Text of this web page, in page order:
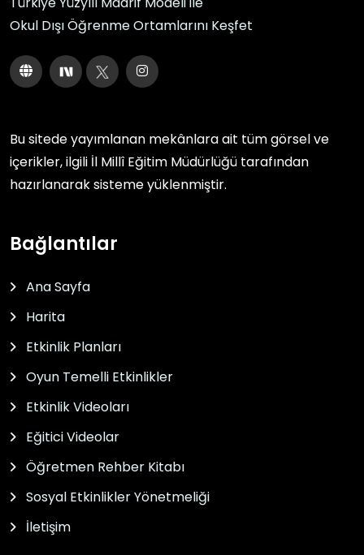
Okul Dışı Öğrenme Ortamlarını Keşfet
Bu sitede yayımlanan mekânlara ait tüm görsel ve
içerikler, ilgili İl Millî Eğitim Müdürlüğü tarafından
hazırlanarak sisteme yüklenmiştir.
Bağlantılar
Ana Sayfa
Harita
Etkinlik Planları
Oyun Temelli Etkinlikler
Etkinlik Videoları
Eğitici Videolar
Öğretmen Rehber Kitabı
Sosyal Etkinlikler Yönetmeliği
İletişim